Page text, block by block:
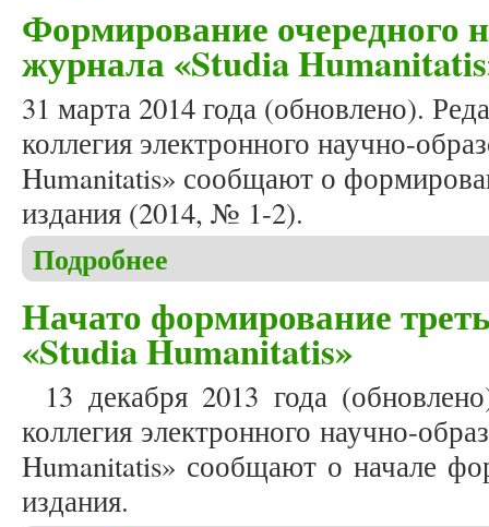
Формирование очередного
журнала «Studia
31 марта 2014 года (обновлено).
коллегия электронного научно-
Humanitatis» сообщают о
издания (2014, № 1-2).
Подробнее
Начато формирование
«Studia Humanitatis»
13 декабря 2013 года
коллегия электронного научно-
Humanitatis» сообщают о начале
издания.